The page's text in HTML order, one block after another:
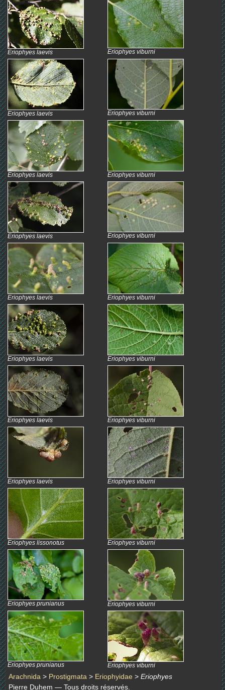
Eriophyes laevis
Eriophyes laevis
Eriophyes laevis
Eriophyes laevis
Eriophyes laevis
Eriophyes laevis
Eriophyes laevis
Eriophyes laevis
Eriophyes lissonotus
Eriophyes prunianus
Eriophyes prunianus
Eriophyes viburni
Eriophyes viburni
Eriophyes viburni
Eriophyes viburni
Eriophyes viburni
Eriophyes viburni
Eriophyes viburni
Eriophyes viburni
Eriophyes viburni
Eriophyes viburni
Eriophyes viburni
Arachnida > Prostigmata > Eriophyidae > Eriophyes
Pierre Duhem — Tous droits réservés.